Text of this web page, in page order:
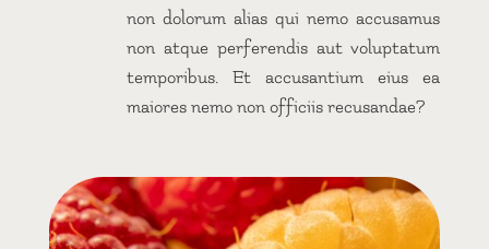
non dolorum alias qui nemo accusamus
non atque perferendis aut voluptatum
temporibus. Et accusantium eius ea
maiores nemo non officiis recusandae?